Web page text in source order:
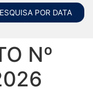
POR DATA
Nº